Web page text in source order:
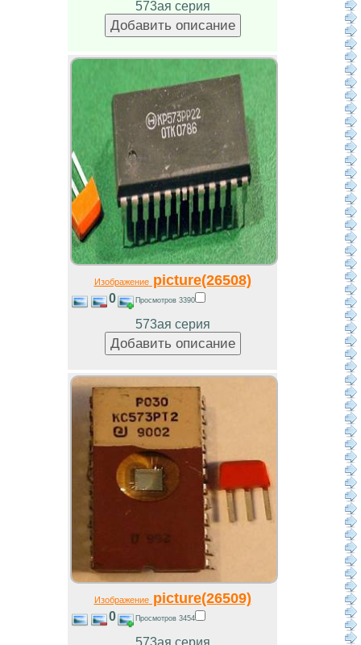
573ая серия
Изображениеpicture(26508)
0 Просмотров 3390
573ая серия
Изображениеpicture(26509)
0 Просмотров 3454